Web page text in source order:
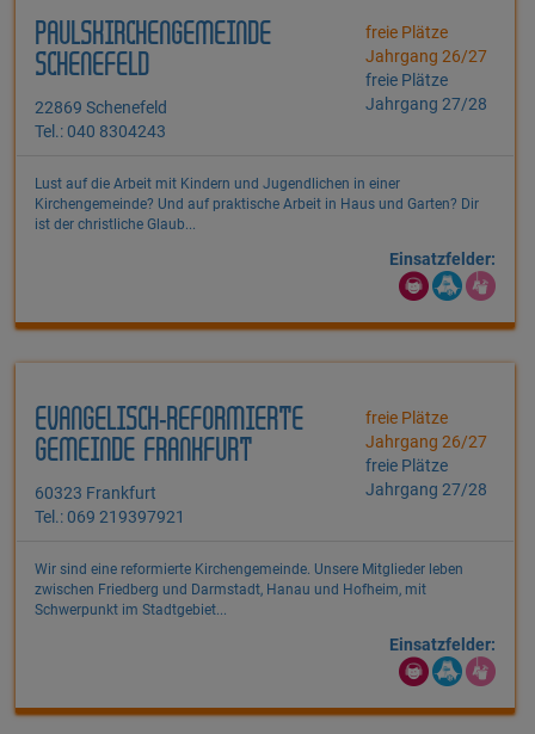
PAULSKIRCHENGEMEINDE
SCHENEFELD
22869 Schenefeld
Tel.: 040 8304243
freie Plätze
Jahrgang 26/27
freie Plätze
Jahrgang 27/28
Lust auf die Arbeit mit Kindern und Jugendlichen in einer
Kirchengemeinde? Und auf praktische Arbeit in Haus und Garten? Dir
ist der christliche Glaub...
Einsatzfelder:
EVANGELISCH-REFORMIERTE
GEMEINDE FRANKFURT
60323 Frankfurt
Tel.: 069 219397921
freie Plätze
Jahrgang 26/27
freie Plätze
Jahrgang 27/28
Wir sind eine reformierte Kirchengemeinde. Unsere Mitglieder leben
zwischen Friedberg und Darmstadt, Hanau und Hofheim, mit
Schwerpunkt im Stadtgebiet...
Einsatzfelder: